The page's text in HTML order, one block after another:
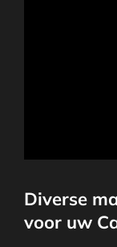
Diverse
voor uw